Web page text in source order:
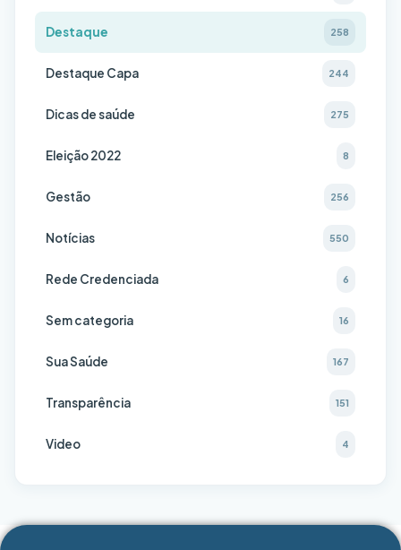
Destaque 258
Destaque Capa 244
Dicas de saúde 275
Eleição 2022 8
Gestão 256
Notícias 550
Rede Credenciada 6
Sem categoria 16
Sua Saúde 167
Transparência 151
Video 4